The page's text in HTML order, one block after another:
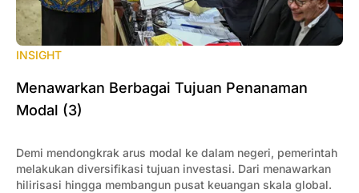
INSIGHT
Menawarkan Berbagai Tujuan Penanaman
Modal (3)
Demi mendongkrak arus modal ke dalam negeri, pemerintah
melakukan diversifikasi tujuan investasi. Dari menawarkan
hilirisasi hingga membangun pusat keuangan skala global.